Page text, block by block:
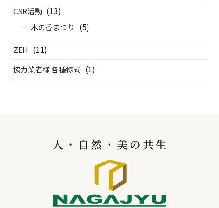
CSR活動 (13)
木の香まつり (5)
ZEH (11)
協力業者様 各種様式 (1)